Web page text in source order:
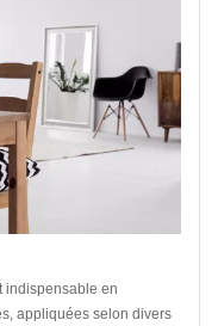
indispensable en
appliquées selon divers